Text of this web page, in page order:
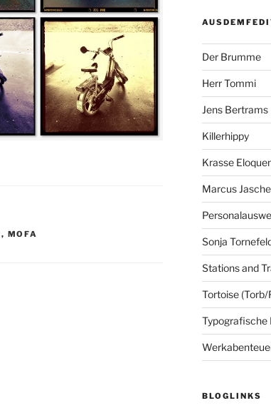
, MOFA
Der Brumme
Herr Tommi
Jens Bertrams
Killerhippy
Krasse
Marcus
Sonja
Stations and
Tortoise (Torb/
Typografische
BLOGLINKS